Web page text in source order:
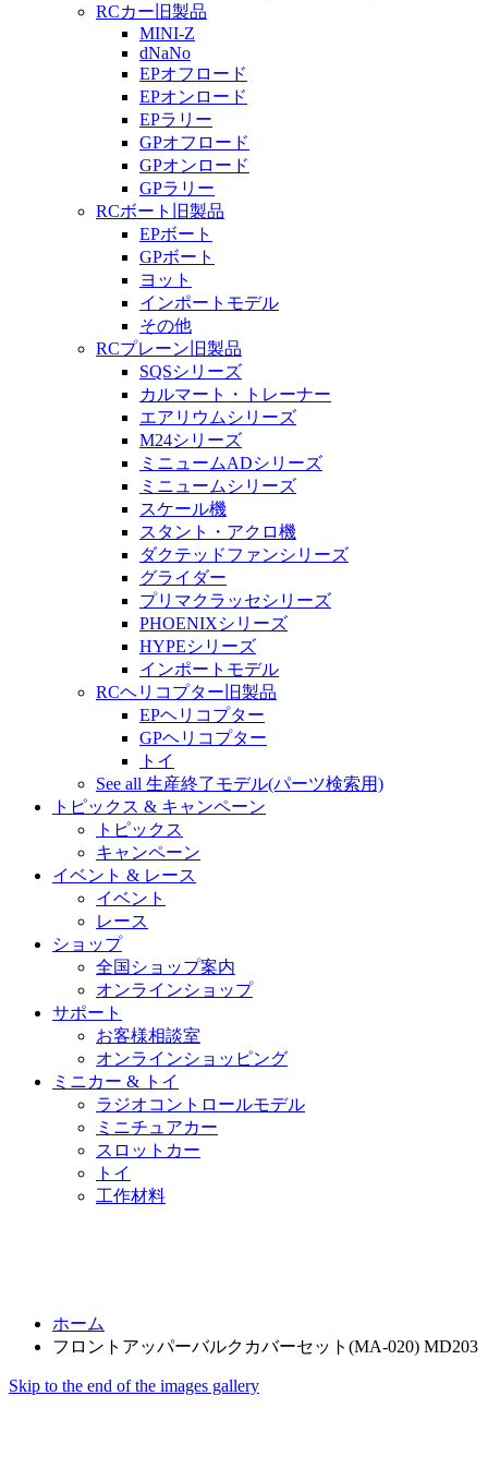
RCカー旧製品
MINI-Z
dNaNo
EPオフロード
EPオンロード
EPラリー
GPオフロード
GPオンロード
GPラリー
RCボート旧製品
EPボート
GPボート
ヨット
インポートモデル
その他
RCプレーン旧製品
SQSシリーズ
カルマート・トレーナー
エアリウムシリーズ
M24シリーズ
ミニュームADシリーズ
ミニュームシリーズ
スケール機
スタント・アクロ機
ダクテッドファンシリーズ
グライダー
プリマクラッセシリーズ
PHOENIXシリーズ
HYPEシリーズ
インポートモデル
RCヘリコプター旧製品
EPヘリコプター
GPヘリコプター
トイ
See all 生産終了モデル(パーツ検索用)
トピックス & キャンペーン
トピックス
キャンペーン
イベント & レース
イベント
レース
ショップ
全国ショップ案内
オンラインショップ
サポート
お客様相談室
オンラインショッピング
ミニカー & トイ
ラジオコントロールモデル
ミニチュアカー
スロットカー
トイ
工作材料
ホーム
フロントアッパーバルクカバーセット(MA-020) MD203
Skip to the end of the images gallery